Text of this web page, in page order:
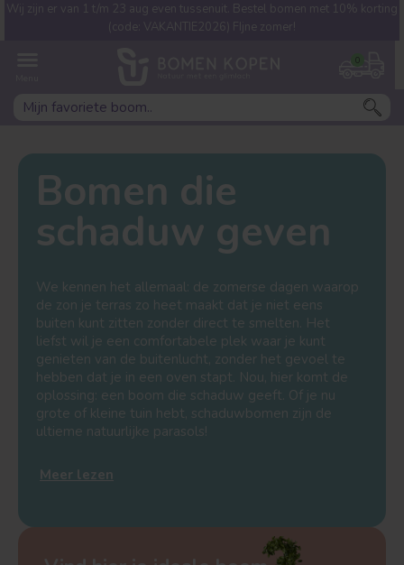
0
Wij zijn er van 1 t/m 23 aug even tussenuit. Bestel bomen met 10% korting
(code: VAKANTIE2026) FIjne zomer!
Bomen die
schaduw geven
We kennen het allemaal: de zomerse dagen waarop
de zon je terras zo heet maakt dat je niet eens
buiten kunt zitten zonder direct te smelten. Het
liefst wil je een comfortabele plek waar je kunt
genieten van de buitenlucht, zonder het gevoel te
hebben dat je in een oven stapt. Nou, hier komt de
oplossing: een boom die schaduw geeft. Of je nu
grote of kleine tuin hebt, schaduwbomen zijn de
ultieme natuurlijke parasols!
Meer lezen
Welke boom ben jij naar op